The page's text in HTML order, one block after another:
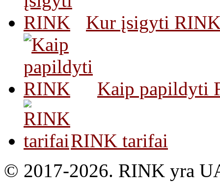
Kur įsigyti
Kaip papildyti
RINK tarifai
© 2017-2026. RINK yra